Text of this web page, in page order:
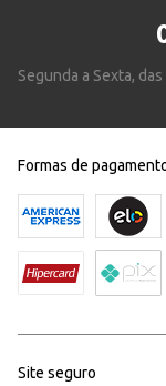
Segunda a Sexta,
Formas de
Site seguro